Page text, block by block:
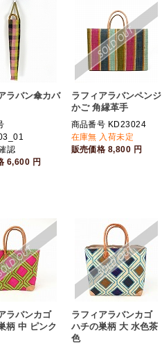
ラバン傘カバ
認
6,600 円
ラフィアラバンペンジ
かご 角縁革手
商品番号 KD23024
在庫無 入荷未定
販売価格 8,800 円
ラバンカゴ
柄 中 ピンク
ラフィアラバンカゴ
ハチの巣柄 大 水色茶
色